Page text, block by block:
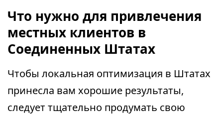
Что нужно для привлечения
местных клиентов в
Соединенных Штатах
Чтобы локальная оптимизация в Штатах
принесла вам хорошие результаты,
следует тщательно продумать свою